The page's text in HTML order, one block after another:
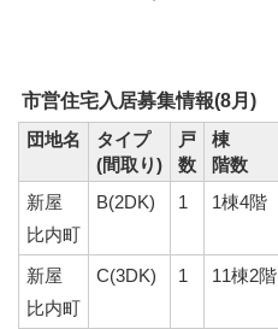
市営住宅入居募集情報(8月)
団地名
タイプ
(間取り)
戸
数
棟
階数
新屋
比内町
B(2DK) 1 1棟4階
新屋
比内町
C(3DK) 1 11棟2階